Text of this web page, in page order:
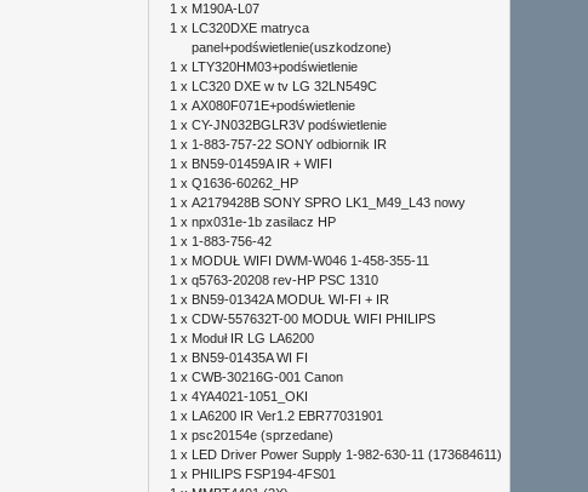
1 x M190A-L07
1 x
LC320DXE matryca
panel+podświetlenie(uszkodzone)
1 x
LTY320HM03+podświetlenie
1 x
LC320 DXE w tv LG 32LN549C
1 x AX080F071E+podświetlenie
1 x CY-JN032BGLR3V podświetlenie
1 x 1-883-757-22 SONY odbiornik IR
1 x BN59-01459A IR + WIFI
1 x Q1636-60262_HP
1 x A2179428B SONY SPRO LK1_M49_L43 nowy
1 x npx031e-1b zasilacz HP
1 x 1-883-756-42
1 x MODUŁ WIFI DWM-W046 1-458-355-11
1 x q5763-20208 rev-HP PSC 1310
1 x BN59-01342A MODUŁ WI-FI + IR
1 x CDW-557632T-00 MODUŁ WIFI PHILIPS
1 x Moduł IR LG LA6200
1 x BN59-01435A WI FI
1 x CWB-30216G-001 Canon
1 x 4YA4021-1051_OKI
1 x
LA6200 IR Ver1.2 EBR77031901
1 x psc20154e (sprzedane)
1 x
LED Driver Power Supply 1-982-630-11 (173684611)
1 x PHILIPS FSP194-4FS01